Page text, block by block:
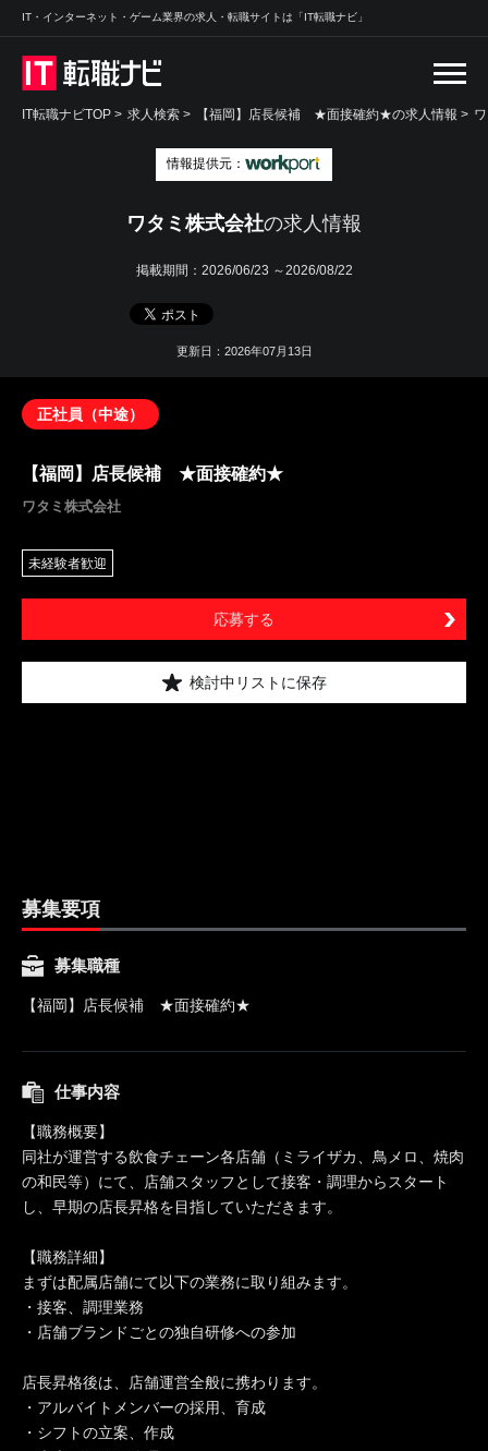
IT・インターネット・ゲーム業界の求人・転職サイトは「IT転職ナビ」
IT転職ナビTOP > 求人検索 > 【福岡】店長候補 ★面接確約★の求人情報 >
情報提供元：
ワタミ株式会社の求人情報
掲載期間： 2026/06/23 ～2026/08/22
更新日：2026年07月13日
正社員（中途）
【福岡】店長候補 ★面接確約★
ワタミ株式会社
未経験者歓迎
応募する
検討中リストに保存
募集要項
募集職種
【福岡】店長候補 ★面接確約★
仕事内容
【職務概要】
同社が運営する飲食チェーン各店舗（ミライザカ、鳥メロ、焼肉
の和民等）にて、店舗スタッフとして接客・調理からスタート
し、早期の店長昇格を目指していただきます。
【職務詳細】
まずは配属店舗にて以下の業務に取り組みます。
・接客、調理業務
・店舗ブランドごとの独自研修への参加
店長昇格後は、店舗運営全般に携わります。
・アルバイトメンバーの採用、育成
・シフトの立案、作成